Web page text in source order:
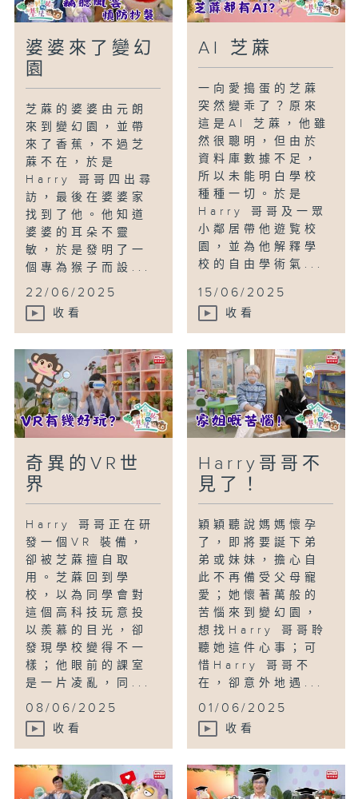
婆婆來了變幻
園
芝蔴的婆婆由元朗
來到變幻園，並帶
來了香蕉，不過芝
蔴不在，於是
Harry 哥哥四出尋
訪，最後在婆婆家
找到了他。他知道
婆婆的耳朵不靈
敏，於是發明了一
個專為猴子而設...
22/06/2025
收看
AI 芝蔴
一向愛搗蛋的芝蔴
突然變乖了？原來
這是AI 芝蔴，他雖
然很聰明，但由於
資料庫數據不足，
所以未能明白學校
種種一切。於是
Harry 哥哥及一眾
小鄰居帶他遊覧校
園，並為他解釋學
校的自由學術氣...
15/06/2025
收看
奇異的VR世
界
Harry 哥哥正在研
發一個VR 裝備，
卻被芝蔴擅自取
用。芝蔴回到學
校，以為同學會對
這個高科技玩意投
以羨慕的目光，卻
發現學校變得不一
樣；他眼前的課室
是一片凌亂，同...
08/06/2025
收看
Harry哥哥不
見了！
穎穎聽說媽媽懷孕
了，即將要誕下弟
弟或妹妹，擔心自
此不再備受父母寵
愛；她懷著萬般的
苦惱來到變幻園，
想找Harry 哥哥聆
聽她這件心事；可
惜Harry 哥哥不
在，卻意外地遇...
01/06/2025
收看